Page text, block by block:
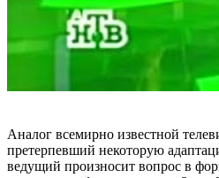
Аналог всемирно известной
претерпевший некоторую
ведущий произносит вопрос в